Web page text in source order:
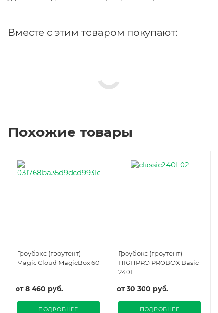
Вместе с этим товаром покупают:
Похожие товары
Гроубокс (гроутент)
Magic Cloud MagicBox 60
от8 460 руб.
ПОДРОБНЕЕ
Гроубокс (гроутент)
HIGHPRO PROBOX Basic
240L
от30 300 руб.
ПОДРОБНЕЕ